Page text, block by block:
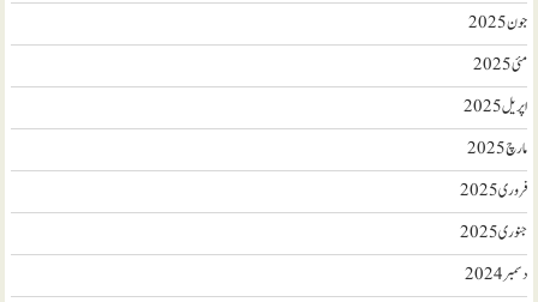
جون 2025
مئی 2025
اپریل 2025
مارچ 2025
فروری 2025
جنوری 2025
دسمبر 2024